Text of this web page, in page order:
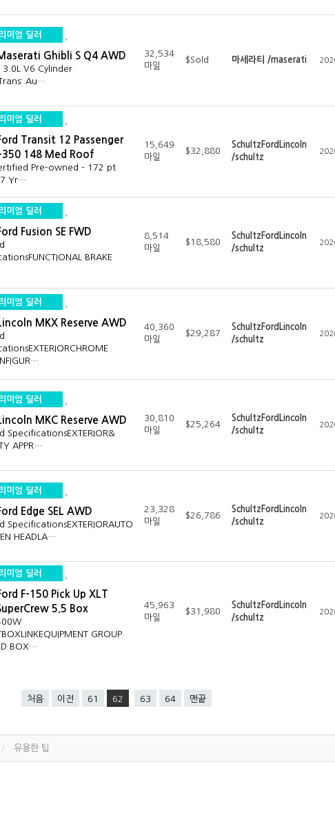
미엄 딜러
Ghibli S Q4 AWD
3.0L V6 Cylinder
Au…
32,534
마일
$Sold 마세라티 /maserati
미엄 딜러
Transit 12 Passenger
350 148 Med Roof
Pre-owned - 172 pt
Yr…
15,649
마일
$32,880
SchultzFordLincoln
/schultz
미엄 딜러
Fusion SE FWD
BRAKE
8,514
마일
$18,580
SchultzFordLincoln
/schultz
미엄 딜러
MKX Reserve AWD
40,360
마일
$29,287
SchultzFordLincoln
/schultz
미엄 딜러
MKC Reserve AWD
SpecificationsEXTERIOR&
APPR…
30,810
마일
$25,264
SchultzFordLincoln
/schultz
미엄 딜러
Edge SEL AWD
SpecificationsEXTERIORAUTO
HEADLA…
23,328
마일
$26,786
SchultzFordLincoln
/schultz
미엄 딜러
F-150 Pick Up XLT
5.5 Box
GROUP
BOX…
45,963
마일
$31,980
SchultzFordLincoln
/schultz
처음 이전 61 62 63 64 맨끝
유용한 팁